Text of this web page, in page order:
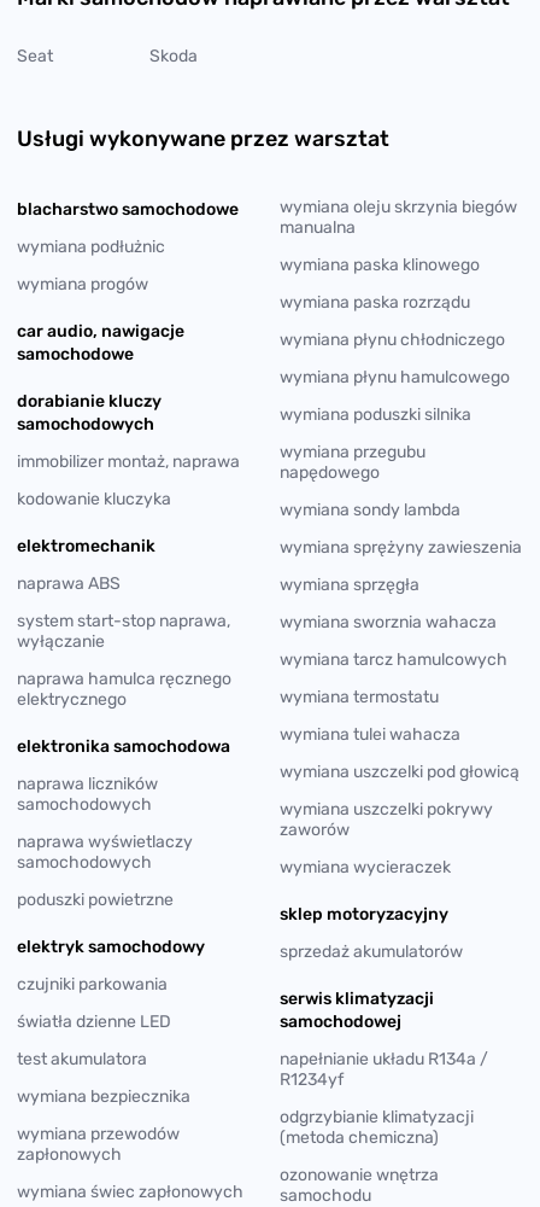
Seat Skoda
Usługi wykonywane przez warsztat
blacharstwo samochodowe
wymiana podłużnic
wymiana progów
car audio, nawigacje
samochodowe
dorabianie kluczy
samochodowych
immobilizer montaż, naprawa
kodowanie kluczyka
elektromechanik
naprawa ABS
system start-stop naprawa,
wyłączanie
naprawa hamulca ręcznego
elektrycznego
elektronika samochodowa
naprawa liczników
samochodowych
naprawa wyświetlaczy
samochodowych
poduszki powietrzne
elektryk samochodowy
czujniki parkowania
światła dzienne LED
test akumulatora
wymiana bezpiecznika
wymiana przewodów
zapłonowych
wymiana świec zapłonowych
wymiana oleju skrzynia biegów
manualna
wymiana paska klinowego
wymiana paska rozrządu
wymiana płynu chłodniczego
wymiana płynu hamulcowego
wymiana poduszki silnika
wymiana przegubu
napędowego
wymiana sondy lambda
wymiana sprężyny zawieszenia
wymiana sprzęgła
wymiana sworznia wahacza
wymiana tarcz hamulcowych
wymiana termostatu
wymiana tulei wahacza
wymiana uszczelki pod głowicą
wymiana uszczelki pokrywy
zaworów
wymiana wycieraczek
sklep motoryzacyjny
sprzedaż akumulatorów
serwis klimatyzacji
samochodowej
napełnianie układu R134a /
R1234yf
odgrzybianie klimatyzacji
(metoda chemiczna)
ozonowanie wnętrza
samochodu